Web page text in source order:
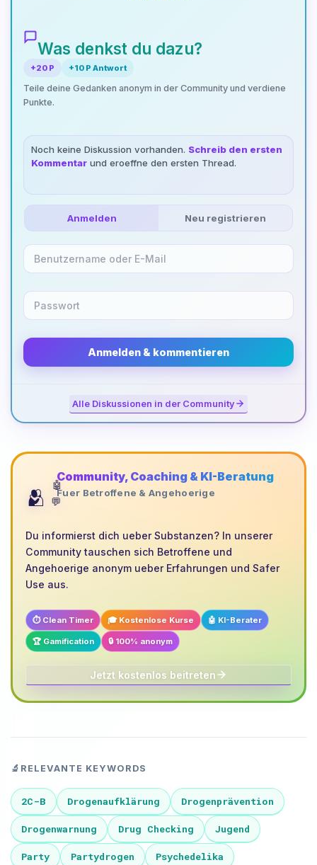
Was denkst du dazu?
+20 P +10 P Antwort
Teile deine Gedanken anonym in der Community und verdiene
Punkte.
Noch keine Diskussion vorhanden. Schreib den ersten
Kommentar und eroeffne den ersten Thread.
Anmelden Neu registrieren
Anmelden & kommentieren
Alle Diskussionen in der Community
🫂 💬
🤖
Community, Coaching & KI-Beratung
Fuer Betroffene & Angehoerige
Du informierst dich ueber Substanzen? In unserer
Community tauschen sich Betroffene und
Angehoerige anonym ueber Erfahrungen und Safer
Use aus.
⏱️ Clean Timer 🎓 Kostenlose Kurse 🤖 KI-Berater
🏆 Gamification 🔒 100% anonym
Jetzt kostenlos beitreten
🔬 RELEVANTE KEYWORDS
2C-B Drogenaufklärung Drogenprävention
Drogenwarnung Drug Checking Jugend
Party Partydrogen Psychedelika